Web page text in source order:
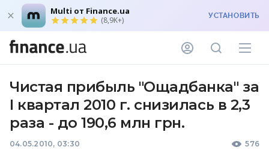
Multi от Finance.ua
(8,9K+) УСТАНОВИТЬ
Чистая прибыль "Ощадбанка" за
I квартал 2010 г. снизилась в 2,3
раза - до 190,6 млн грн.
04.05.2010, 03:30 576